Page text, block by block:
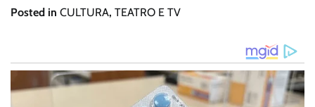
Posted in CULTURA, TEATRO E TV